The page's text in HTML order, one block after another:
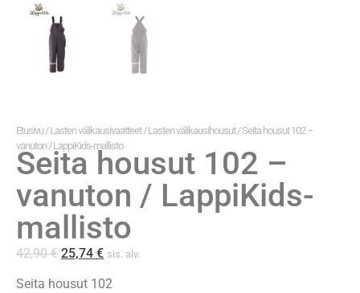
Etusivu /Lasten välikausivaatteet/Lasten välikausihousut/ Seita housut 102 –
vanuton / LappiKids-mallisto
Seita housut 102 –
vanuton / LappiKids-
mallisto
42,90€ 25,74 € sis. alv.
Seita housut 102